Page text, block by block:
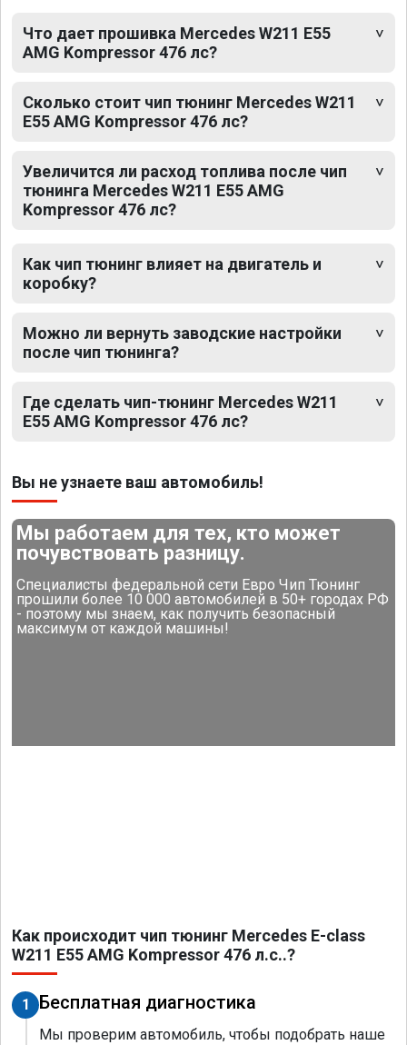
Что дает прошивка Mercedes W211 E55
AMG Kompressor 476 лс?
Сколько стоит чип тюнинг Mercedes W211
E55 AMG Kompressor 476 лс?
Увеличится ли расход топлива после чип
тюнинга Mercedes W211 E55 AMG
Kompressor 476 лс?
Как чип тюнинг влияет на двигатель и
коробку?
Можно ли вернуть заводские настройки
после чип тюнинга?
Где сделать чип-тюнинг Mercedes W211
E55 AMG Kompressor 476 лс?
Вы не узнаете ваш автомобиль!
Мы работаем для тех, кто может
почувствовать разницу.
Специалисты федеральной сети Евро Чип Тюнинг
прошили более 10 000 автомобилей в 50+ городах РФ
- поэтому мы знаем, как получить безопасный
максимум от каждой машины!
Как происходит чип тюнинг Mercedes E-class
W211 E55 AMG Kompressor 476 л.с..?
1 Бесплатная диагностика
Мы проверим автомобиль, чтобы подобрать наше